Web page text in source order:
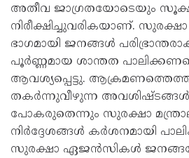
അതീവ ജാഗ്രതയോടെയും
നിരീക്ഷിച്ചുവരികയാണ്.
ഭാഗമായി ജനങ്ങള്‍
പൂര്‍ണ്ണമായ ശാന്തത
ആവശ്യപ്പെട്ടു.
തകര്‍ന്നുവീഴുന്ന
പോകരുതെന്നും സുരക്ഷാ
നിര്‍ദ്ദേശങ്ങള്‍ കര്‍ശനമായി
സുരക്ഷാ ഏജന്‍സികള്‍